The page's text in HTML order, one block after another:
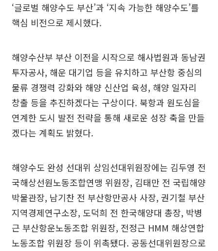
‘글로벌 해양수도 부산’과 ‘지속 가능한 해양수도’를
핵심 비전으로 제시했다.
해양수산부 부산 이전을 시작으로 해사법원과 동남권
투자공사, 해운 대기업 등을 유치하고 부산항 중심의
물류 경쟁력 강화와 해양 신산업 육성, 해양 일자리
창출 등을 추진하겠다는 구상이다. 북항과 원도심을
연계한 도시 발전 전략을 통해 새로운 성장 축을 만들
겠다는 계획도 밝혔다.
해양수도 완성 선대위 상임선대위원장에는 김두영 전
국해상선원노동조합연맹 위원장, 김태만 전 국립해양
박물관장, 남기찬 전 부산항만공사 사장, 권기철 부산
지역경제연구소장, 도덕희 전 한국해양대 총장, 박병
근 부산항운노동조합 위원장, 전정근 HMM 해상연합
노동조합 위원장 등이 위촉됐다. 공동선대위원장으로